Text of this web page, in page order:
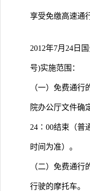
享受免缴高速通
2012年7月24日
号)实施范围：
（一）免费通
院办公厅文件确
24∶00结束（普
时间为准）。
（二）免费通
行驶的摩托车。